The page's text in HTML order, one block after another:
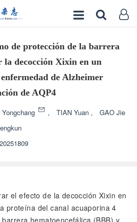
de protección de la barrera
la decocción Xixin en un
de Alzheimer
de AQP4
Yongchang , TIAN Yuan ,
GAO Jie
el efecto de la decocción Xixin en
proteína del canal acuaporina 4
hematoencefálica (BBB) y